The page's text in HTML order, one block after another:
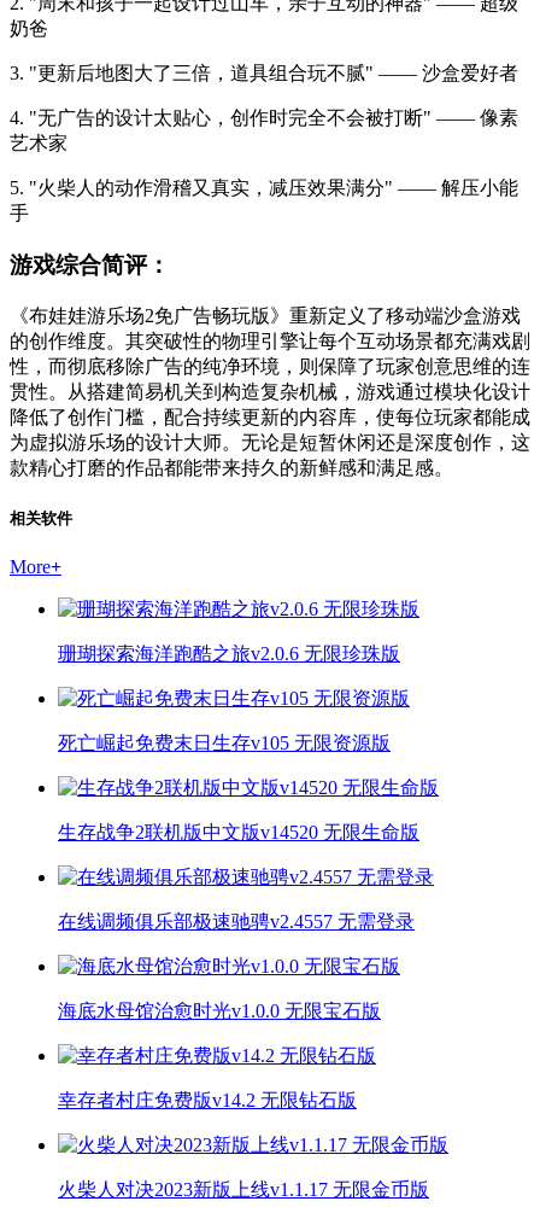
奶爸
3. "更新后地图大了三倍，道具组合玩不腻" —— 沙盒爱好者
4. "无广告的设计太贴心，创作时完全不会被打断" —— 像素
艺术家
5. "火柴人的动作滑稽又真实，减压效果满分" —— 解压小能
手
游戏综合简评：
《布娃娃游乐场2免广告畅玩版》重新定义了移动端沙盒游戏
的创作维度。其突破性的物理引擎让每个互动场景都充满戏剧
性，而彻底移除广告的纯净环境，则保障了玩家创意思维的连
贯性。从搭建简易机关到构造复杂机械，游戏通过模块化设计
降低了创作门槛，配合持续更新的内容库，使每位玩家都能成
为虚拟游乐场的设计大师。无论是短暂休闲还是深度创作，这
款精心打磨的作品都能带来持久的新鲜感和满足感。
相关软件
More+
珊瑚探索海洋跑酷之旅v2.0.6 无限珍珠版
死亡崛起免费末日生存v105 无限资源版
生存战争2联机版中文版v14520 无限生命版
在线调频俱乐部极速驰骋v2.4557 无需登录
海底水母馆治愈时光v1.0.0 无限宝石版
幸存者村庄免费版v14.2 无限钻石版
火柴人对决2023新版上线v1.1.17 无限金币版